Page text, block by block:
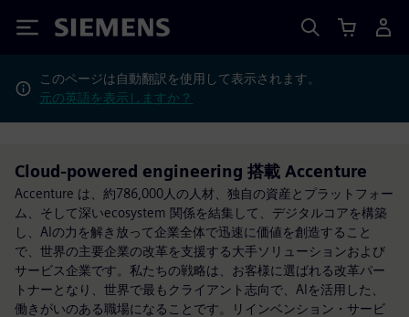
Siemens
このページは自動翻訳を使用して表示されます。
元の英語を表示しますか？
Cloud-powered engineering 搭載 Accenture
Accenture は、約786,000人の人材、独自の資産とプラットフォー
ム、そして深いecosystem 関係を結集して、デジタルコアを構築
し、AIの力を解き放って企業全体で迅速に価値を創造すること
で、世界の主要企業の改革を支援する大手ソリューションおよび
サービス企業です。私たちの戦略は、お客様に選ばれる改革パー
トナーとなり、世界で最もクライアント志向で、AIを活用した、
働きがいのある職場になることです。リインベンション・サービ